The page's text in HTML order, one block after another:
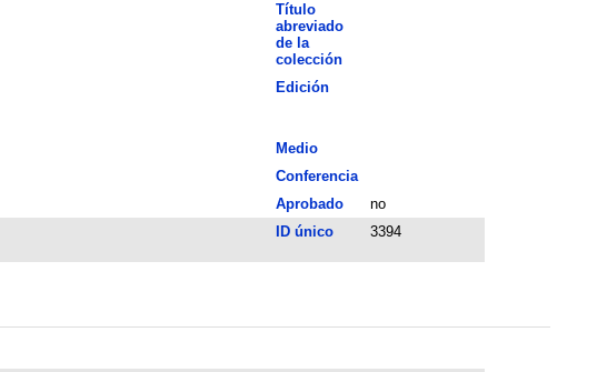
Título
abreviado
de la
colección
Edición
Medio
Conferencia
Aprobado
no
ID único 3394